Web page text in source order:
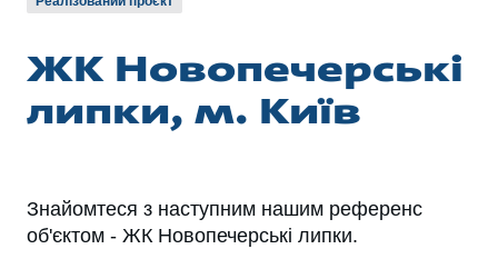
ЖК Новопечерські
липки, м. Київ
Знайомтеся з наступним нашим референс
об'єктом - ЖК Новопечерські липки.